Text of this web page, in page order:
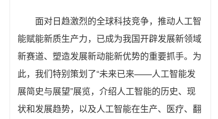
面对日趋激烈的全球科技竞争，推动人工智
能赋能新质生产力，已成为我国开辟发展新领域
新赛道、塑造发展新动能新优势的重要抓手。为
此，我们特别策划了“未来已来——人工智能发
展简史与展望”展览，介绍人工智能的历史、现
状和发展趋势，以及人工智能在生产、医疗、翻